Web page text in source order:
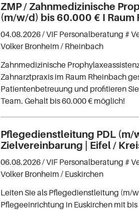
ZMP / Zahnmedizinische
(m/w/d) bis 60.000 € I Raum
04.08.2026 /VIF Personalberatung #
Volker Bronheim / Rheinbach
Zahnmedizinische
Zahnarztpraxis im Raum Rheinbach
Patientenbetreuung und profitieren
Team. Gehalt bis 60.000 € möglich!
Pflegedienstleitung PDL (m/
Zielvereinbarung | Eifel /
06.08.2026 /VIF Personalberatung #
Volker Bronheim / Euskirchen
Leiten Sie als Pflegedienstleitung (m/
Pflegeeinrichtung in Euskirchen mit